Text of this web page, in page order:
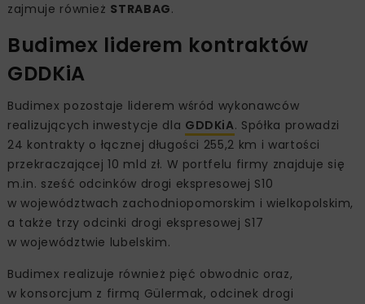
zajmuje również STRABAG.
Budimex liderem kontraktów
GDDKiA
Budimex pozostaje liderem wśród wykonawców
realizujących inwestycje dla GDDKiA. Spółka prowadzi
24 kontrakty o łącznej długości 255,2 km i wartości
przekraczającej 10 mld zł. W portfelu firmy znajduje się
m.in. sześć odcinków drogi ekspresowej S10
w województwach zachodniopomorskim i wielkopolskim,
a także trzy odcinki drogi ekspresowej S17
w województwie lubelskim.
Budimex realizuje również pięć obwodnic oraz,
w konsorcjum z firmą Gülermak, odcinek drogi